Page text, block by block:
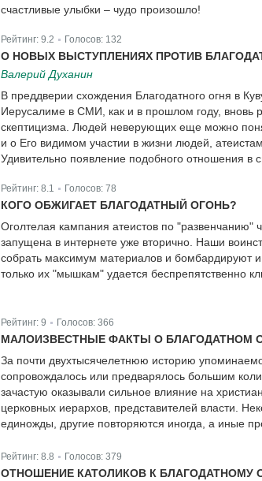
счастливые улыбки – чудо произошло!
Рейтинг: 9.2 Голосов: 132
О НОВЫХ ВЫСТУПЛЕНИЯХ ПРОТИВ
Валерий Духанин
В преддверии схождения Благодатного огня в
Иерусалиме в СМИ, как и в прошлом году, вновь
скептицизма. Людей неверующих еще можно
и о Его видимом участии в жизни людей,
Удивительно появление подобного отношения в
Рейтинг: 8.1 Голосов: 78
КОГО ОБЖИГАЕТ БЛАГОДАТНЫЙ ОГОНЬ?
Оголтелая кампания атеистов по "развенчанию"
запущена в интернете уже вторично. Наши
собрать максимум материалов и бомбардируют
только их "мышкам" удается беспрепятственно
Рейтинг: 9 Голосов: 366
МАЛОИЗВЕСТНЫЕ ФАКТЫ О БЛАГОДАТНОМ
За почти двухтысячелетнюю историю
сопровождалось или предварялось большим
зачастую оказывали сильное влияние на
церковных иерархов, представителей власти.
единожды, другие повторяются иногда, а иные
Рейтинг: 8.8 Голосов: 379
ОТНОШЕНИЕ КАТОЛИКОВ К БЛАГОДАТНОМУ